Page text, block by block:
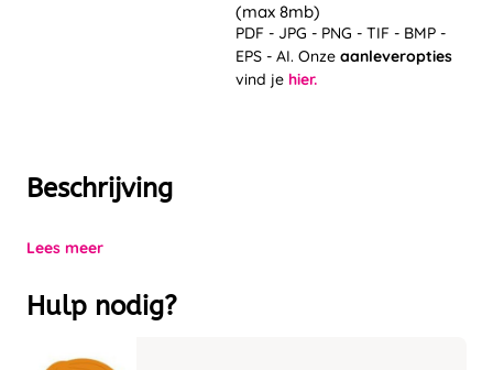
Beschrijving
Lees meer
Hulp nodig?
(max 8mb)
PDF - JPG - PNG - TIF - BMP -
EPS - AI. Onze aanleveropties
vind je hier.